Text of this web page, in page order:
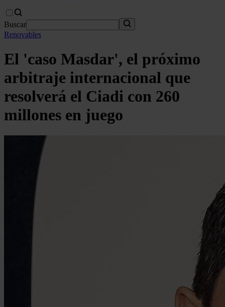
Buscar
Renovables
El 'caso Masdar', el próximo
arbitraje internacional que
resolverá el Ciadi con 260
millones en juego